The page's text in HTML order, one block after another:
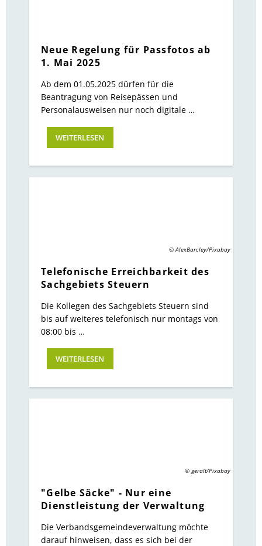
Neue Regelung für Passfotos ab
1. Mai 2025
Ab dem 01.05.2025 dürfen für die
Beantragung von Reisepässen und
Personalausweisen nur noch digitale …
WEITERLESEN
© AlexBarcley/Pixabay
Telefonische Erreichbarkeit des
Sachgebiets Steuern
Die Kollegen des Sachgebiets Steuern sind
bis auf weiteres telefonisch nur montags von
08:00 bis …
WEITERLESEN
© geralt/Pixabay
"Gelbe Säcke" - Nur eine
Dienstleistung der Verwaltung
Die Verbandsgemeindeverwaltung möchte
darauf hinweisen, dass es sich bei der